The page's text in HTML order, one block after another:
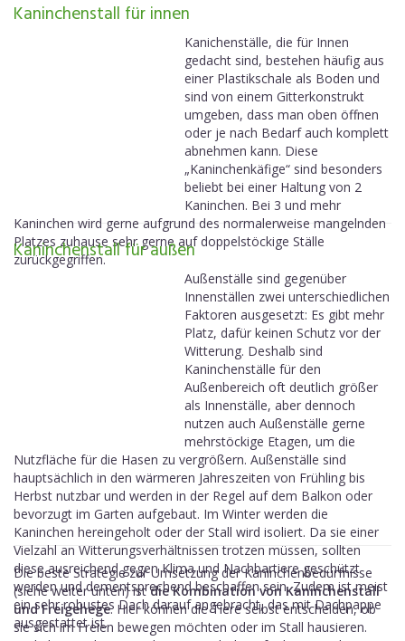
Kaninchenstall für innen
Kanichenställe, die für Innen
gedacht sind, bestehen häufig aus
einer Plastikschale als Boden und
sind von einem Gitterkonstrukt
umgeben, dass man oben öffnen
oder je nach Bedarf auch komplett
abnehmen kann. Diese
„Kaninchenkäfige“ sind besonders
beliebt bei einer Haltung von 2
Kaninchen. Bei 3 und mehr
Kaninchen wird gerne aufgrund des normalerweise mangelnden
Platzes zuhause sehr gerne auf doppelstöckige Ställe
zurückgegriffen.
Kaninchenstall für außen
Außenställe sind gegenüber
Innenställen zwei unterschiedlichen
Faktoren ausgesetzt: Es gibt mehr
Platz, dafür keinen Schutz vor der
Witterung. Deshalb sind
Kaninchenställe für den
Außenbereich oft deutlich größer
als Innenställe, aber dennoch
nutzen auch Außenställe gerne
mehrstöckige Etagen, um die
Nutzfläche für die Hasen zu vergrößern. Außenställe sind
hauptsächlich in den wärmeren Jahreszeiten von Frühling bis
Herbst nutzbar und werden in der Regel auf dem Balkon oder
bevorzugt im Garten aufgebaut. Im Winter werden die
Kaninchen hereingeholt oder der Stall wird isoliert. Da sie einer
Vielzahl an Witterungsverhältnissen trotzen müssen, sollten
diese ausreichend gegen Klima und Nachbartiere geschützt
werden und dementsprechend beschaffen sein. Zudem ist meist
ein sehr robustes Dach darauf angebracht, das mit Dachpappe
ausgestattet ist.
Die beste Strategie zur Umsetzung der Kaninchenbedürfnisse
(siehe weiter unten) istdie Kombination von Kaninchenstall
und Freigehege. Hier können die Tiere selbst entscheiden, ob
sie sich im Freien bewegen möchten oder im Stall hausieren.